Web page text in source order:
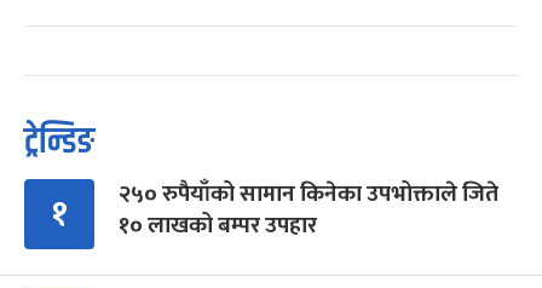
ट्रेन्डिङ
१
२५० रुपैयाँको सामान किनेका उपभोक्ताले जिते
१० लाखको बम्पर उपहार